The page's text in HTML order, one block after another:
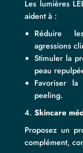
Les lumières
aident à :
Réduire
agressions
Stimuler la
peau
Favoriser la
peeling.
Skincare
Proposez un
complément,